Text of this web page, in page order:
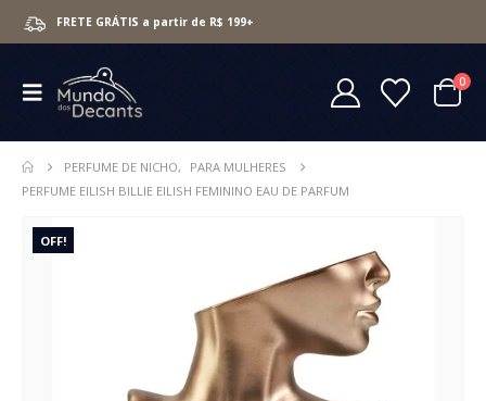
FRETE GRÁTIS a partir de R$ 199+
0
PERFUME DE NICHO,
PARA MULHERES
PERFUME EILISH BILLIE EILISH FEMININO EAU DE PARFUM
OFF!